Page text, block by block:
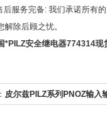
后服务完备: 我们承诺所有
解除后顾之忧。
*PILZ安全继电器774314现
皮尔兹PILZ系列PNOZ输入